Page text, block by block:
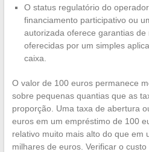
O status regulatório do
financiamento participativo ou
autorizada oferece garantias
oferecidas por um simples
caixa.
O valor de 100 euros permanece
sobre pequenas quantias que as
proporção. Uma taxa de abertura
euros em um empréstimo de 100
relativo muito mais alto do que em
milhares de euros. Verificar o